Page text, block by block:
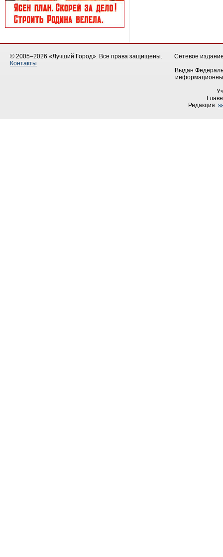
© 2005–2026 «Лучший Город». Все права защищены.
Контакты
Сетевое
Выдан
Редакция: